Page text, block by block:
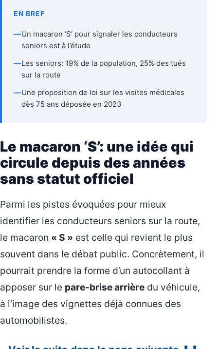
EN BREF
—Un macaron ‘S’ pour signaler les conducteurs
seniors est à l’étude
—Les seniors: 19% de la population, 25% des tués
sur la route
—Une proposition de loi sur les visites médicales
dès 75 ans déposée en 2023
Le macaron ‘S’: une idée qui
circule depuis des années
sans statut officiel
Parmi les pistes évoquées pour mieux
identifier les conducteurs seniors sur la route,
le macaron « S » est celle qui revient le plus
souvent dans le débat public. Concrètement, il
pourrait prendre la forme d’un autocollant à
apposer sur le pare-brise arrière du véhicule,
à l’image des vignettes déjà connues des
automobilistes.